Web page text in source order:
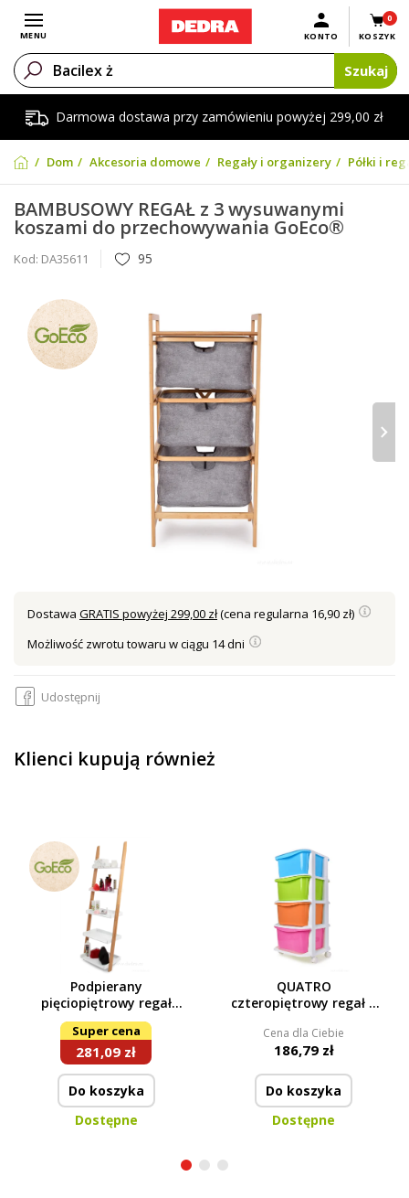
Darmowa dostawa przy zamówieniu powyżej 299,00 zł
Otwórz menu
MENU
0
KOSZYK
KONTO
Szukaj
Dom Akcesoria domowe Regały i organizery Półki i
BAMBUSOWY REGAŁ z 3 wysuwanymi
koszami do przechowywania GoEco®
Kod: DA35611 95
›
Dostawa GRATIS powyżej 299,00 zł(cena regularna 16,90 zł)
Możliwość zwrotu towaru w ciągu 14 dni
Udostępnij
Klienci kupują również
Podpierany
pięciopiętrowy regał
bambusowy GoEco®
Super cena
281,09 zł
Do koszyka
Dostępne
QUATRO
czteropiętrowy regał z
kółkami
Cena dla Ciebie
186,79 zł
Do koszyka
Dostępne